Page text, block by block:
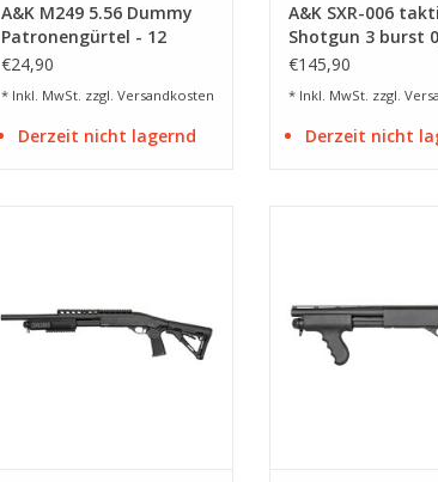
A&K M249 5.56 Dummy
Patronengürtel - 12
Stück
€24,90
* Inkl. MwSt. zzgl. Versandkosten
Derzeit nicht lagernd
A&K SXR-006
Shotgun 3 burst
Joule - BK
€145,90
* Inkl. MwSt. zzgl.
Derzeit nicht